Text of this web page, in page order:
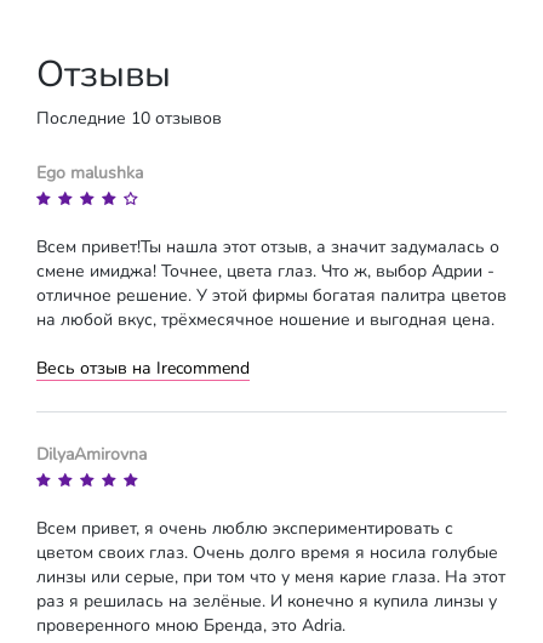
Отзывы
Последние 10 отзывов
Ego malushka
Всем привет!Ты нашла этот отзыв, а значит задумалась о
смене имиджа! Точнее, цвета глаз. Что ж, выбор Адрии -
отличное решение. У этой фирмы богатая палитра цветов
на любой вкус, трёхмесячное ношение и выгодная цена.
Весь отзыв на Irecommend
DilyaAmirovna
Всем привет, я очень люблю экспериментировать с
цветом своих глаз. Очень долго время я носила голубые
линзы или серые, при том что у меня карие глаза. На этот
раз я решилась на зелёные. И конечно я купила линзы у
проверенного мною Бренда, это Adria.